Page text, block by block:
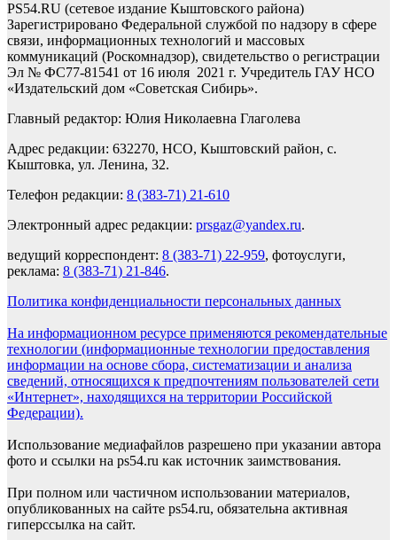
PS54.RU (сетевое издание Кыштовского района)
Зарегистрировано Федеральной службой по надзору в сфере
связи, информационных технологий и массовых
коммуникаций (Роскомнадзор), свидетельство о регистрации
Эл № ФС77-81541 от 16 июля 2021 г. Учредитель ГАУ НСО
«Издательский дом «Советская Сибирь».
Главный редактор: Юлия Николаевна Глаголева
Адрес редакции: 632270, НСО, Кыштовский район, с.
Кыштовка, ул. Ленина, 32.
Телефон редакции: 8 (383-71) 21-610
Электронный адрес редакции: prsgaz@yandex.ru.
ведущий корреспондент: 8 (383-71) 22-959, фотоуслуги,
реклама: 8 (383-71) 21-846.
Политика конфиденциальности персональных данных
На информационном ресурсе применяются рекомендательные
технологии (информационные технологии предоставления
информации на основе сбора, систематизации и анализа
сведений, относящихся к предпочтениям пользователей сети
«Интернет», находящихся на территории Российской
Федерации).
Использование медиафайлов разрешено при указании автора
фото и ссылки на ps54.ru как источник заимствования.
При полном или частичном использовании материалов,
опубликованных на сайте ps54.ru, обязательна активная
гиперссылка на сайт.